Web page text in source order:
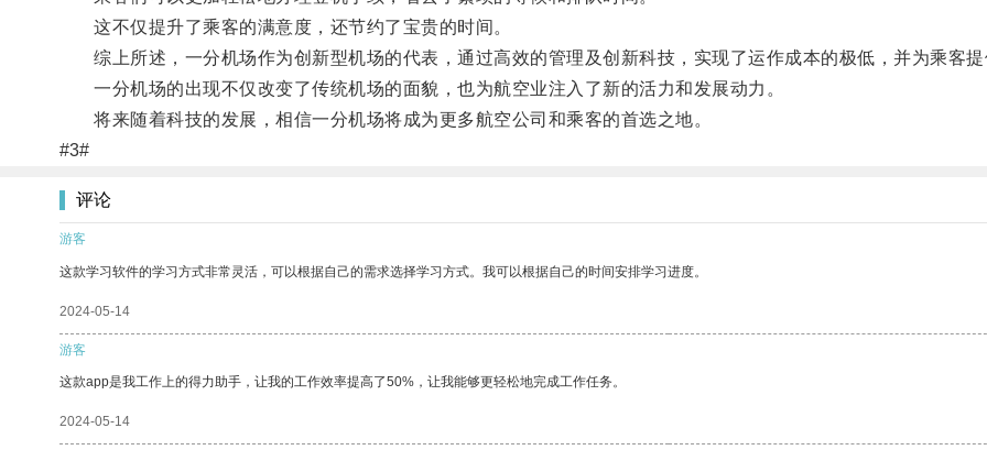
这不仅提升了乘客的满意度，还节约了宝贵的时间。
综上所述，一分机场作为创新型机场的代表，通过高效的管理及创新科技，实现了运作成本的极低，并为乘客
一分机场的出现不仅改变了传统机场的面貌，也为航空业注入了新的活力和发展动力。
将来随着科技的发展，相信一分机场将成为更多航空公司和乘客的首选之地。
#3#
评论
游客
这款学习软件的学习方式非常灵活，可以根据自己的需求选择学习方式。我可以根据自己的时间安排学习进度。
2024-05-14
游客
这款app是我工作上的得力助手，让我的工作效率提高了50%，让我能够更轻松地完成工作任务。
2024-05-14